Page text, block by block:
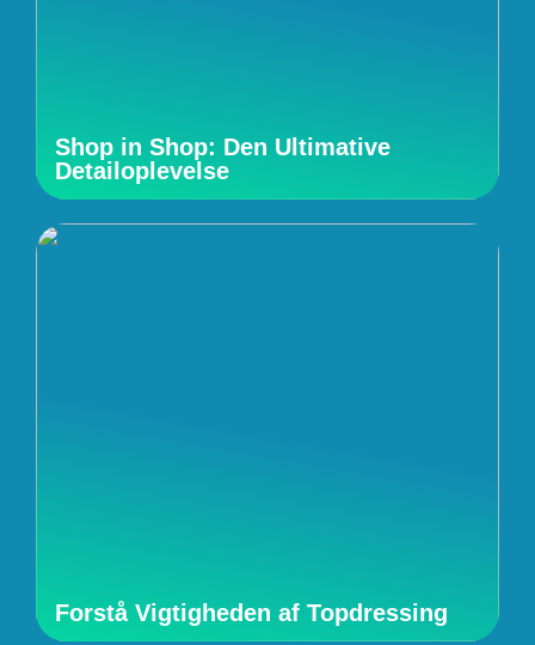
Shop in Shop: Den Ultimative
Detailoplevelse
Forstå Vigtigheden af Topdressing